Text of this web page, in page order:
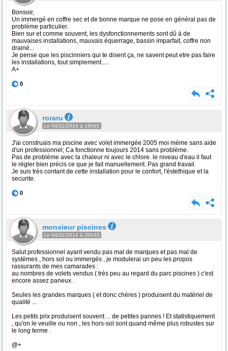
Bonsoir,
Un immergé en coffre sec et de bonne marque ne pose en général pas de
problème particulier.
Bien sur et comme souvent, les dysfonctionnements sont dû à de
mauvaises installations, mauvais équerrage, bassin imparfait, coffre non
drainé...
Je pense que les piscinniers qui te disent ça, ne savent peut etre pas faire
les installations, tout simplement.....
A+
0
roraru
Le 04/11/2014 à 19h01
J'ai construais ma piscine avec volet immergée 2005 moi mème sans aide
d'un professionnel; Ca fonctionne toujours 2014 sans problème.
Pas de problème avec la chaleur ni avec le chlore. le niveau d'eau il faut
le régler bien précis ce que je fait manuellement. Pas grand travail.
Je suis très contant de cette installation pour le confort, l'éstethique et la
securite.
0
monsieur piscines
Le 04/11/2014 à 20h33
Salut professionnel ayant vendu pas mal de marques et pas mal de
systèmes , hors sol ou immergés , je modulerai un peu les propos
rassurants de mes camarades :
au nombres de volets vendus ( très peu au regard du parc piscines ) c'est
encore assez paneux .
Seules les grandes marques ( et donc chères ) produisent du matériel de
qualité ...
Les petits prix produisent souvent ... de petites pannes ! Et statistiquement
, qu'on le veuille ou non , les hors-sol sont quand même plus robustes sur
le long terme .
@+